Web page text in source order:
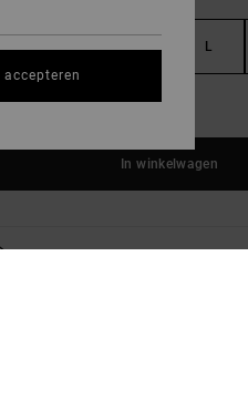
L
maattabel
In winkelwagen
accepteren